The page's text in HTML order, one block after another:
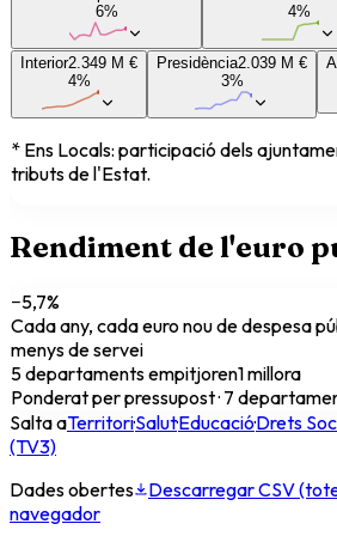
6%
4%
Interior2.349 M €
4%
Presidència2.039 M €
3%
* Ens Locals: participació dels
tributs de l'Estat.
Rendiment de l'euro
−5,7%
Cada any, cada euro nou de despesa
menys de servei
5departaments empitjoren1millora
Ponderat per pressupost · 7
Salta aTerritori·Salut·Educació·Drets
(TV3)
Dades obertes
Descarregar CSV
navegador